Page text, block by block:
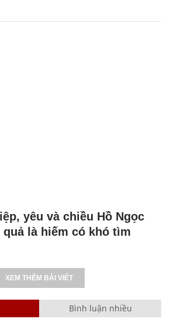
yêu và chiều Hồ Ngọc
là hiếm có khó tìm
XEM THÊM BÀI VIẾT
Bình luận nhiều